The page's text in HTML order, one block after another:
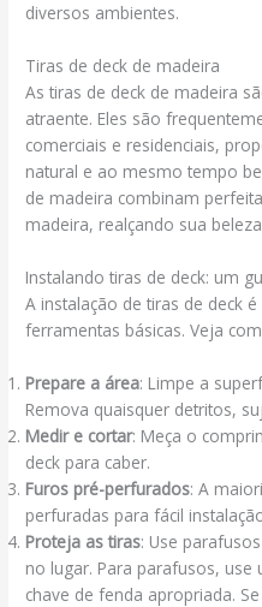
diversos ambientes.
Tiras de deck de madeira
As tiras de deck de madeira
atraente. Eles são
comerciais e residenciais,
natural e ao mesmo tempo
de madeira combinam
madeira, realçando sua
Instalando tiras de deck: um
A instalação de tiras de deck
ferramentas básicas. Veja
Prepare a área: Limpe a
Remova quaisquer detritos,
Medir e cortar: Meça o
deck para caber.
Furos pré-perfurados: A
perfuradas para fácil
Proteja as tiras: Use
no lugar. Para parafusos, use
chave de fenda apropriada.